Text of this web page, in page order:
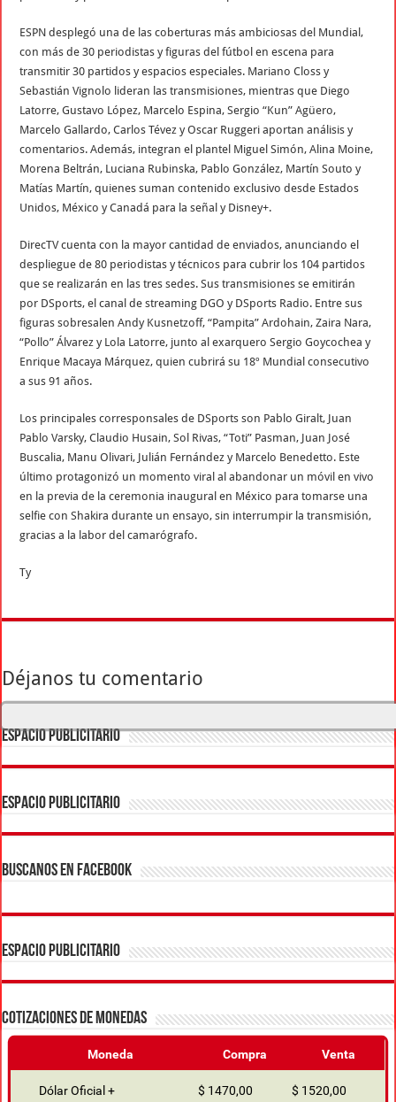
ESPN desplegó una de las coberturas más ambiciosas del Mundial,
con más de 30 periodistas y figuras del fútbol en escena para
transmitir 30 partidos y espacios especiales. Mariano Closs y
Sebastián Vignolo lideran las transmisiones, mientras que Diego
Latorre, Gustavo López, Marcelo Espina, Sergio “Kun” Agüero,
Marcelo Gallardo, Carlos Tévez y Oscar Ruggeri aportan análisis y
comentarios. Además, integran el plantel Miguel Simón, Alina Moine,
Morena Beltrán, Luciana Rubinska, Pablo González, Martín Souto y
Matías Martín, quienes suman contenido exclusivo desde Estados
Unidos, México y Canadá para la señal y Disney+.
DirecTV cuenta con la mayor cantidad de enviados, anunciando el
despliegue de 80 periodistas y técnicos para cubrir los 104 partidos
que se realizarán en las tres sedes. Sus transmisiones se emitirán
por DSports, el canal de streaming DGO y DSports Radio. Entre sus
figuras sobresalen Andy Kusnetzoff, “Pampita” Ardohain, Zaira Nara,
“Pollo” Álvarez y Lola Latorre, junto al exarquero Sergio Goycochea y
Enrique Macaya Márquez, quien cubrirá su 18º Mundial consecutivo
a sus 91 años.
Los principales corresponsales de DSports son Pablo Giralt, Juan
Pablo Varsky, Claudio Husain, Sol Rivas, “Toti” Pasman, Juan José
Buscalia, Manu Olivari, Julián Fernández y Marcelo Benedetto. Este
último protagonizó un momento viral al abandonar un móvil en vivo
en la previa de la ceremonia inaugural en México para tomarse una
selfie con Shakira durante un ensayo, sin interrumpir la transmisión,
gracias a la labor del camarógrafo.
Ty
Déjanos tu comentario
ESPACIO PUBLICITARIO
ESPACIO PUBLICITARIO
BUSCANOS EN FACEBOOK
ESPACIO PUBLICITARIO
COTIZACIONES DE MONEDAS
Moneda Compra Venta
Dólar Oficial + $ 1470,00 $ 1520,00